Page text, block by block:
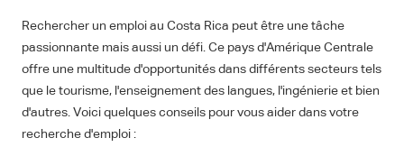
Rechercher un emploi au Costa Rica peut être une tâche
passionnante mais aussi un défi. Ce pays d'Amérique Centrale
offre une multitude d'opportunités dans différents secteurs tels
que le tourisme, l'enseignement des langues, l'ingénierie et bien
d'autres. Voici quelques conseils pour vous aider dans votre
recherche d'emploi :